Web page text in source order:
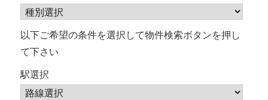
シ
ョ
ン
以下ご希望の条件を選択して物件検索ボタンを押し
て下さい
駅選択